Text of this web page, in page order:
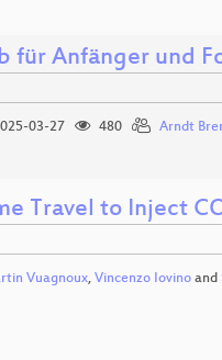
für Anfänger und
03-27 480 Arndt
Travel to Inject
Vuagnoux, Vincenzo Iovinoand